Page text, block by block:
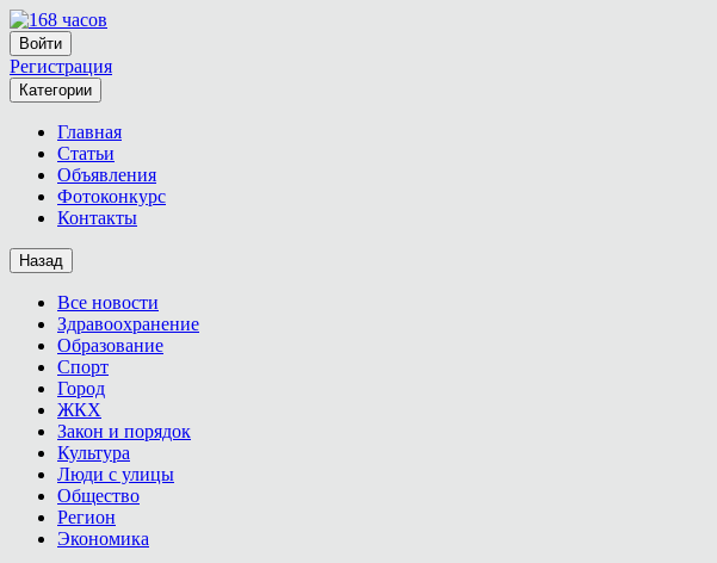
Войти
Регистрация
Категории
Главная
Статьи
Объявления
Фотоконкурс
Контакты
Назад
Все новости
Здравоохранение
Образование
Спорт
Город
ЖКХ
Закон и порядок
Культура
Люди с улицы
Общество
Регион
Экономика